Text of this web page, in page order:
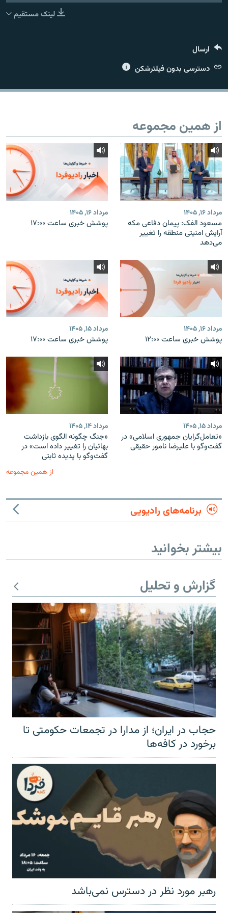
لینک مستقیم
ارسال
دسترسی بدون فیلترشکن
از همین مجموعه
مرداد ۱۶, ۱۴۰۵
مسعود الفک: پیمان دفاعی مکه
آرایش امنیتی منطقه را تغییر
می‌دهد
مرداد ۱۶, ۱۴۰۵
پوشش خبری ساعت ۱۷:۰۰
مرداد ۱۶, ۱۴۰۵
پوشش خبری ساعت ۱۲:۰۰
مرداد ۱۵, ۱۴۰۵
پوشش خبری ساعت ۱۷:۰۰
مرداد ۱۵, ۱۴۰۵
«تعامل‌گرایان جمهوری اسلامی» در
گفت‌وگو با علیرضا نامور حقیقی
مرداد ۱۴, ۱۴۰۵
«جنگ چگونه الگوی بازداشت
بهائیان را تغییر داده است» در
گفت‌وگو با پدیده ثابتی
از همین مجموعه
برنامه‌های رادیویی
بیشتر بخوانید
گزارش و تحلیل
حجاب در ایران؛ از مدارا در تجمعات حکومتی تا
برخورد در کافه‌ها
رهبر مورد نظر در دسترس نمی‌باشد